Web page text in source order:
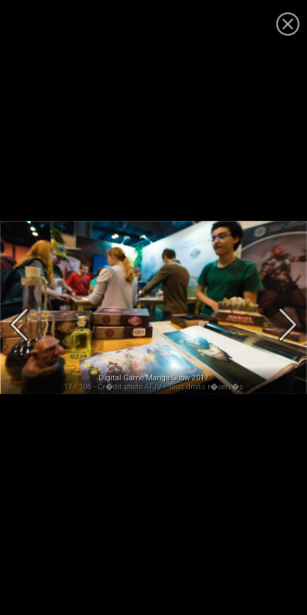
Digital Game Manga Show 2017
17 / 106 - Cr�dit photo AFJV - Tous droits r�serv�s